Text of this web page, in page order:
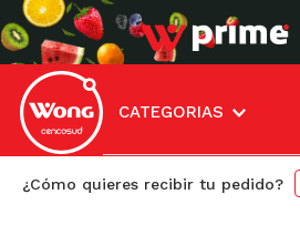
CATEGORIAS
¿Cómo quieres recibir tu pedido?